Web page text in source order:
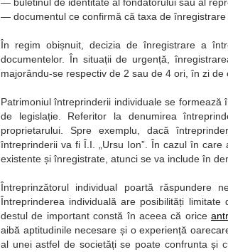
— documentul ce confirmă că taxa de înregistrare
În regim obișnuit, decizia de înregistrare a
documentelor. În situații de urgență,
majorându-se respectiv de 2 sau de 4 ori, în zi
Patrimoniul întreprinderii individuale se
de legislație. Referitor la denumirea
proprietarului. Spre exemplu, dacă
întreprinderii va fi Î.I. „Ursu Ion”. În cazul în
existente și înregistrate, atunci se va include în
Întreprinzătorul individual poartă răspundere
Întreprinderea individuală are posibilități
destul de important constă în aceea că orice
aibă aptitudinile necesare și o experiență
al unei astfel de societăți se poate confrunta și